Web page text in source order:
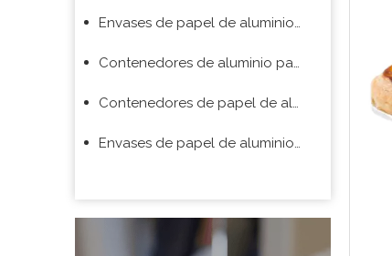
Envases de papel de aluminio para envasado de alimentos para llevar
Contenedores de aluminio para aerolíneas
Contenedores de papel de aluminio para barbacoa
Envases de papel de aluminio para supermercado